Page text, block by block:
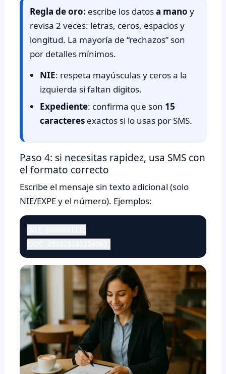
Regla de oro: escribe los datosa mano y
revisa 2 veces: letras, ceros, espacios y
longitud. La mayoría de “rechazos” son
por detalles mínimos.
NIE: respeta mayúsculas y ceros a la
izquierda si faltan dígitos.
Expediente: confirma que son 15
caracteres exactos si lo usas por SMS.
Paso 4: si necesitas rapidez, usa SMS con
el formato correcto
Escribe el mensaje sin texto adicional (solo
NIE/EXPE y el número). Ejemplos: